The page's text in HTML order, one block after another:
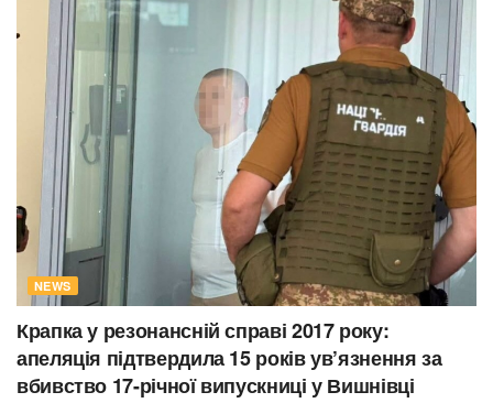
NEWS
Крапка у резонансній справі 2017 року:
апеляція підтвердила 15 років ув’язнення за
вбивство 17-річної випускниці у Вишнівці